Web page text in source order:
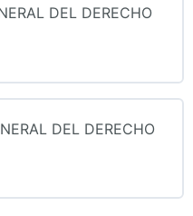
DERECHO
DEL DERECHO
DERECHO
DEL DERECHO